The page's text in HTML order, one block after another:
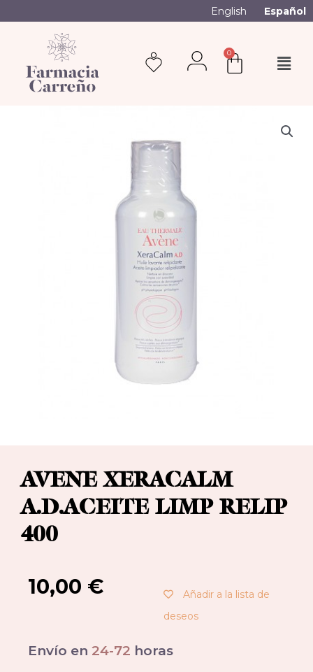
English Español
0
AVENE XERACALM
A.D.ACEITE LIMP RELIP
400
10,00 €
Añadir a la lista de
deseos
Envío en 24-72 horas